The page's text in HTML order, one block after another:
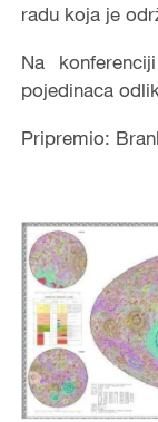
radu koja je
Na konferenciji
pojedinaca
Pripremio: